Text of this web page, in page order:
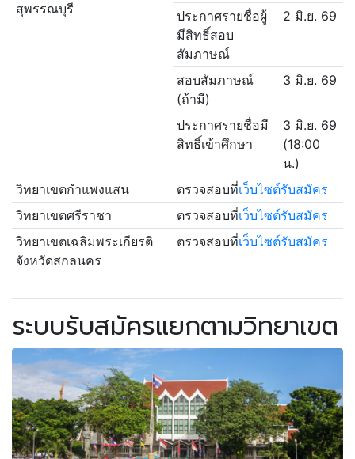
สุพรรณบุรี
ประกาศรายชื่อผู้
มีสิทธิ์สอบ
สัมภาษณ์
2 มิ.ย. 69
สอบสัมภาษณ์
(ถ้ามี)
3 มิ.ย. 69
ประกาศรายชื่อมี
สิทธิ์เข้าศึกษา
3 มิ.ย. 69
(18:00
น.)
วิทยาเขตกำแพงแสน
ตรวจสอบที่เว็บไซต์รับสมัคร
วิทยาเขตศรีราชา
ตรวจสอบที่เว็บไซต์รับสมัคร
วิทยาเขตเฉลิมพระเกียรติ
จังหวัดสกลนคร
ตรวจสอบที่เว็บไซต์รับสมัคร
ระบบรับสมัครแยกตามวิทยาเขต